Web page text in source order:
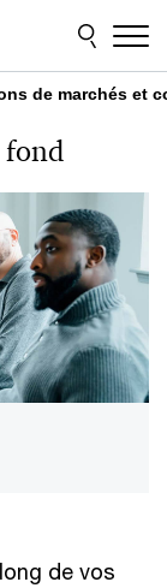
de marchés et
fond
de vos